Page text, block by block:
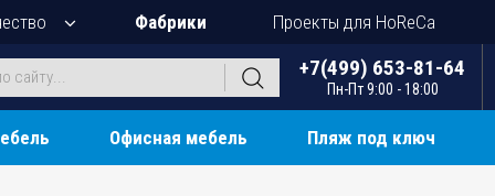
Фабрики Проекты для HoReCa
+7(499) 653-81-64
Пн-Пт 9:00 - 18:00
Офисная мебель Пляж под ключ